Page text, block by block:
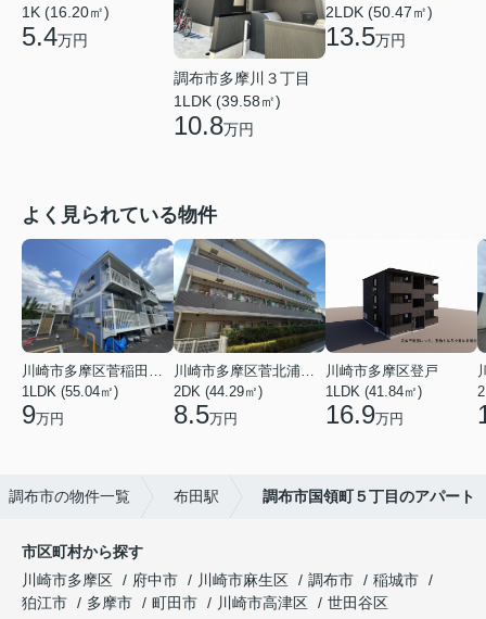
1K (16.20㎡)
5.4万円
調布市多摩川３丁目
1LDK (39.58㎡)
10.8万円
2LDK (50.47㎡)
13.5万円
よく見られている物件
1LDK (55.04㎡)
9万円
2DK (44.29㎡)
8.5万円
川崎市多摩区登戸
1LDK (41.84㎡)
16.9万円
調布市の物件一覧 布田駅 調布市国領町５丁目のアパート
市区町村から探す
川崎市多摩区
府中市 川崎市麻生区 調布市
稲城市
狛江市
多摩市 町田市 川崎市高津区
世田谷区